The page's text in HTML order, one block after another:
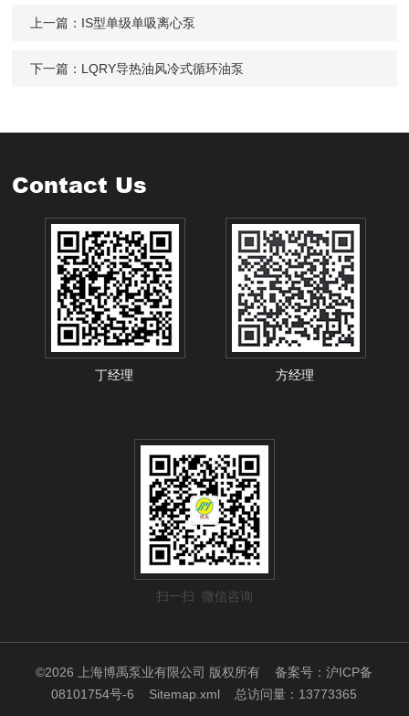
上一篇： IS型单级单吸离心泵
下一篇： LQRY导热油风冷式循环油泵
Contact Us
丁经理 方经理
扫一扫 微信咨询
©2026 上海博禹泵业有限公司 版权所有备案号：沪ICP备
08101754号-6
Sitemap.xml 总访问量：13773365